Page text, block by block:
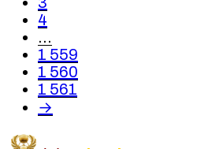
4
…
1 559
1 560
1 561
→